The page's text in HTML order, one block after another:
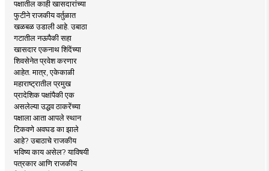
पक्षातील काही खासदारांच्या
फुटीने राजकीय वर्तुळात
खळबळ उडाली आहे. उबाठा
गटातील नऊपैकी सहा
खासदार एकनाथ शिंदेंच्या
शिवसेनेत प्रवेश करणार
आहेत. मात्र, एकेकाळी
महाराष्ट्रातील प्रमुख
प्रादेशिक पक्षांपैकी एक
असलेल्या उद्धव ठाकरेंच्या
पक्षाला आता आपले स्थान
टिकवणे अवघड का झाले
आहे? उबाठाचे राजकीय
भविष्य काय असेल? याविषयी
पत्रकार आणि राजकीय